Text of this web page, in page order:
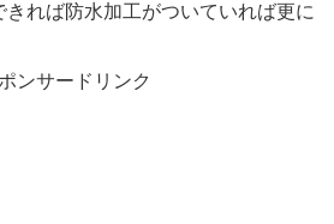
れば防水加工がついていれば更に
ンサードリンク